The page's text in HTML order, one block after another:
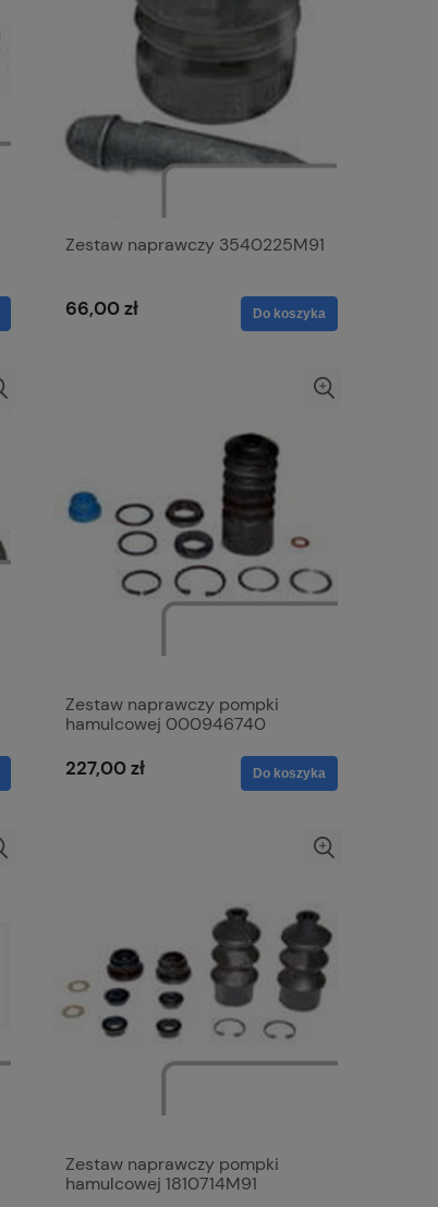
Zestaw naprawczy 3540225M91
66,00 zł Do koszyka
Zestaw naprawczy pompki
hamulcowej 000946740
227,00 zł Do koszyka
Zestaw naprawczy pompki
hamulcowej 1810714M91